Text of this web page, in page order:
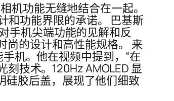
机功能无缝地结合在一起。
和功能界限的承诺。 巴基斯
手机尖端功能的见解和反
尚的设计和高性能规格。 来
机。他在视频中提到，“在
技术。120Hz AMOLED 显
硅胶后盖，展现了他们细致